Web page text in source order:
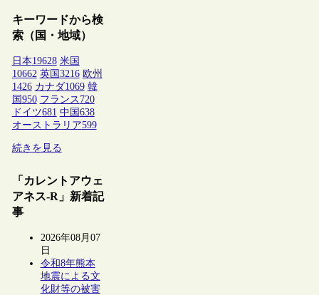
キーワードから検
索（国・地域）
日本19628 米国
10662 英国 3216 欧州
1426 カナダ1069 韓
国 950 フランス 720
ドイツ681 中国 638
オーストラリア599
続きを見る
「カレントアウェ
アネス-R」新着記
事
2026年08月07
日
令和8年熊本
地震による文
化財等の被害